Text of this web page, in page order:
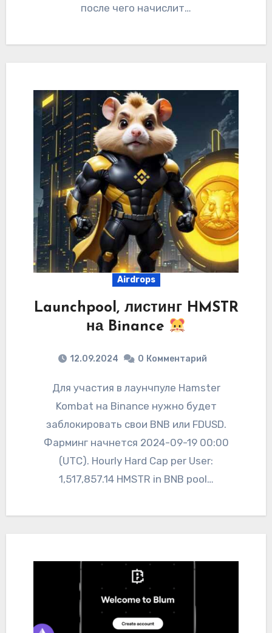
после чего начислит…
Airdrops
Launchpool, листинг HMSTR
на Binance
12.09.2024 0 Комментарий
Для участия в лаунчпуле Hamster
Kombat на Binance нужно будет
заблокировать свои BNB или FDUSD.
Фарминг начнется 2024-09-19 00:00
(UTC). Hourly Hard Cap per User:
1,517,857.14 HMSTR in BNB pool…